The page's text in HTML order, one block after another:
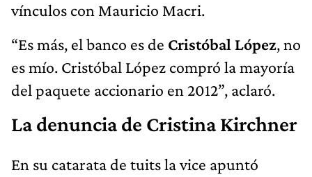
vínculos con Mauricio Macri.
“Es más, el banco es de Cristóbal López, no
es mío. Cristóbal López compró la mayoría
del paquete accionario en 2012”, aclaró.
La denuncia de Cristina Kirchner
En su catarata de tuits la vice apuntó